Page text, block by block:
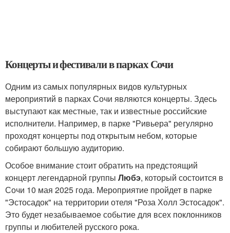
Концерты и фестивали в парках Сочи
Одним из самых популярных видов культурных
мероприятий в парках Сочи являются концерты. Здесь
выступают как местные, так и известные российские
исполнители. Например, в парке "Ривьера" регулярно
проходят концерты под открытым небом, которые
собирают большую аудиторию.
Особое внимание стоит обратить на предстоящий
концерт легендарной группы Любэ, который состоится в
Сочи 10 мая 2025 года. Мероприятие пройдет в парке
"Эстосадок" на территории отеля "Роза Холл Эстосадок".
Это будет незабываемое событие для всех поклонников
группы и любителей русского рока.